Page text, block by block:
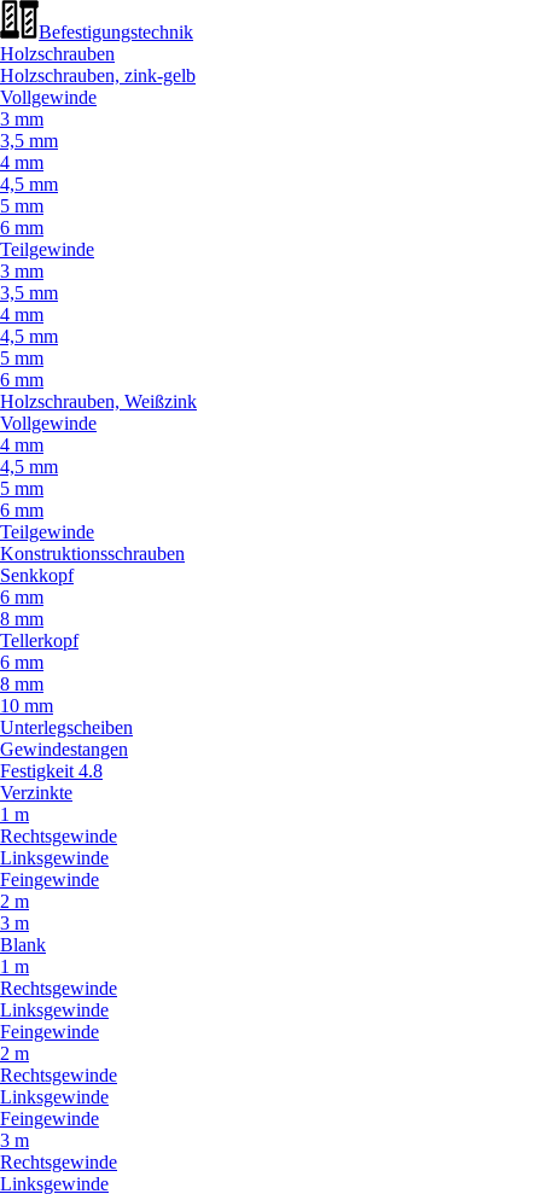
Befestigungstechnik
Holzschrauben
Holzschrauben, zink-gelb
Vollgewinde
3 mm
3,5 mm
4 mm
4,5 mm
5 mm
6 mm
Teilgewinde
3 mm
3,5 mm
4 mm
4,5 mm
5 mm
6 mm
Holzschrauben, Weißzink
Vollgewinde
4 mm
4,5 mm
5 mm
6 mm
Teilgewinde
Konstruktionsschrauben
Senkkopf
6 mm
8 mm
Tellerkopf
6 mm
8 mm
10 mm
Unterlegscheiben
Gewindestangen
Festigkeit 4.8
Verzinkte
1 m
Rechtsgewinde
Linksgewinde
Feingewinde
2 m
3 m
Blank
1 m
Rechtsgewinde
Linksgewinde
Feingewinde
2 m
Rechtsgewinde
Linksgewinde
Feingewinde
3 m
Rechtsgewinde
Linksgewinde